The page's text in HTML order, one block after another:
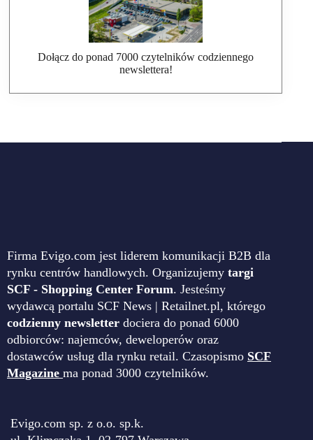
Dołącz do ponad 7000 czytelników codziennego
newslettera!
Firma Evigo.com jest liderem komunikacji B2B dla
rynku centrów handlowych. Organizujemy targi
SCF - Shopping Center Forum. Jesteśmy
wydawcą portalu SCF News | Retailnet.pl, którego
codzienny newsletter dociera do ponad 6000
odbiorców: najemców, deweloperów oraz
dostawców usług dla rynku retail. Czasopismo SCF
Magazine ma ponad 3000 czytelników.
Evigo.com sp. z o.o. sp.k.